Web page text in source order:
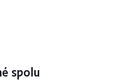
spolu